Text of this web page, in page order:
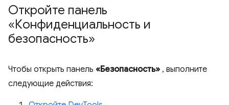
Откройте панель
«Конфиденциальность и
безопасность»
Чтобы открыть панель «Безопасность» , выполните
следующие действия: